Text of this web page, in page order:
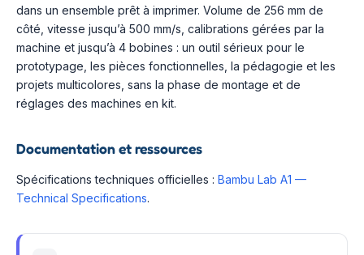
dans un ensemble prêt à imprimer. Volume de 256 mm de
côté, vitesse jusqu’à 500 mm/s, calibrations gérées par la
machine et jusqu’à 4 bobines : un outil sérieux pour le
prototypage, les pièces fonctionnelles, la pédagogie et les
projets multicolores, sans la phase de montage et de
réglages des machines en kit.
Documentation et ressources
Spécifications techniques officielles : Bambu Lab A1 —
Technical Specifications.